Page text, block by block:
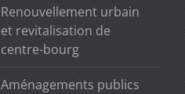
Renouvellement urbain
et revitalisation de
centre-bourg
Aménagements publics